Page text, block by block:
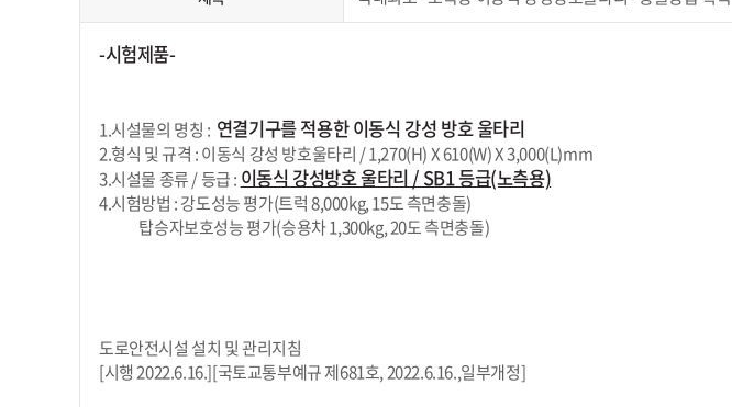
-시험제품-
1.시설물의 명칭 : 연결기구를 적용한 이동식 강성 방호 울타리
2.형식 및 규격 : 이동식 강성 방호울타리 / 1,270(H) X 610(W) X 3,000(L)mm
3.시설물 종류 / 등급 : 이동식 강성방호 울타리 / SB1 등급(노측용)
4.시험방법 : 강도성능 평가(트럭 8,000kg, 15도 측면충돌)
탑승자보호성능 평가(승용차 1,300kg, 20도 측면충돌)
도로안전시설 설치 및 관리지침
[시행 2022.6.16.][국토교통부예규 제681호, 2022.6.16.,일부개정]